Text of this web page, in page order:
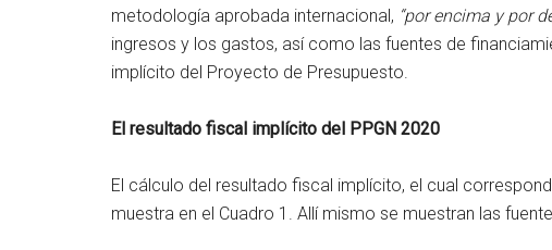
metodología aprobada internacional, “por encima y por
ingresos y los gastos, así como las fuentes de
implícito del Proyecto de Presupuesto.
El resultado fiscal implícito del PPGN 2020
El cálculo del resultado fiscal implícito, el cual
muestra en el Cuadro 1. Allí mismo se muestran las